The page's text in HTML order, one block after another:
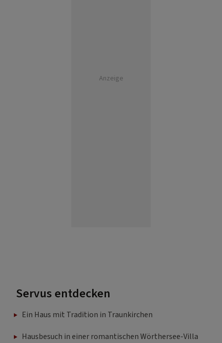
Anzeige
Servus entdecken
Ein Haus mit Tradition in Traunkirchen
Hausbesuch in einer romantischen Wörthersee-Villa